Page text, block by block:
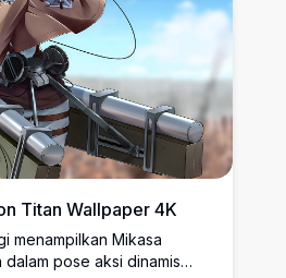
Titan Wallpaper 4K
menampilkan Mikasa
pose aksi dinamis